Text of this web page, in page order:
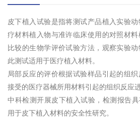
皮下植入试验是指将测试产品植入实验
疗材料植入物与准许临床使用的对照材
比较的生物学评价试验方法，观察实验动
此测试适用于医疗植入材料。
局部反应的评价根据试验样品引起的组
接受的医疗器械所用材料引起的组织反应
中科检测开展皮下植入试验，检测报告
用于皮下植入材料的安全性研究。